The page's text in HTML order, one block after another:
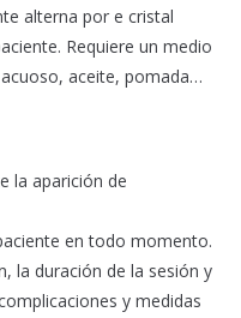
alterna por e cristal
Requiere un medio
aceite, pomada…
la aparición de
en todo momento.
la duración de la sesión y
y medidas